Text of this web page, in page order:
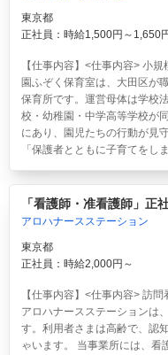
東京都
正社員：時給1,500円～1,650
【仕事内容】<仕事内容> 小
園ふぞく保育室は、大田区が
保育所です。運営母体は学校
校・幼稚園・中学高等学校が
にあり、園児たちの行動が見
「保護者とともに子育てをし
「看護師・准看護師」正
アロハナースステーション
東京都
正社員：時給2,000円～
【仕事内容】<仕事内容> 訪
アロハナースステーションは
す。利用者さまは高齢で、認
ゃいます。 当事業所には、看